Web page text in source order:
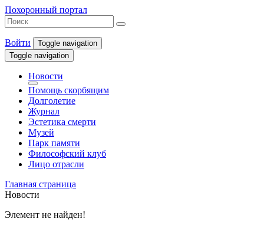
Похоронный портал
Войти
Toggle navigation
Toggle navigation
Новости
Помощь скорбящим
Долголетие
Журнал
Эстетика смерти
Музей
Парк памяти
Философский клуб
Лицо отрасли
Главная страница
Новости
Элемент не найден!